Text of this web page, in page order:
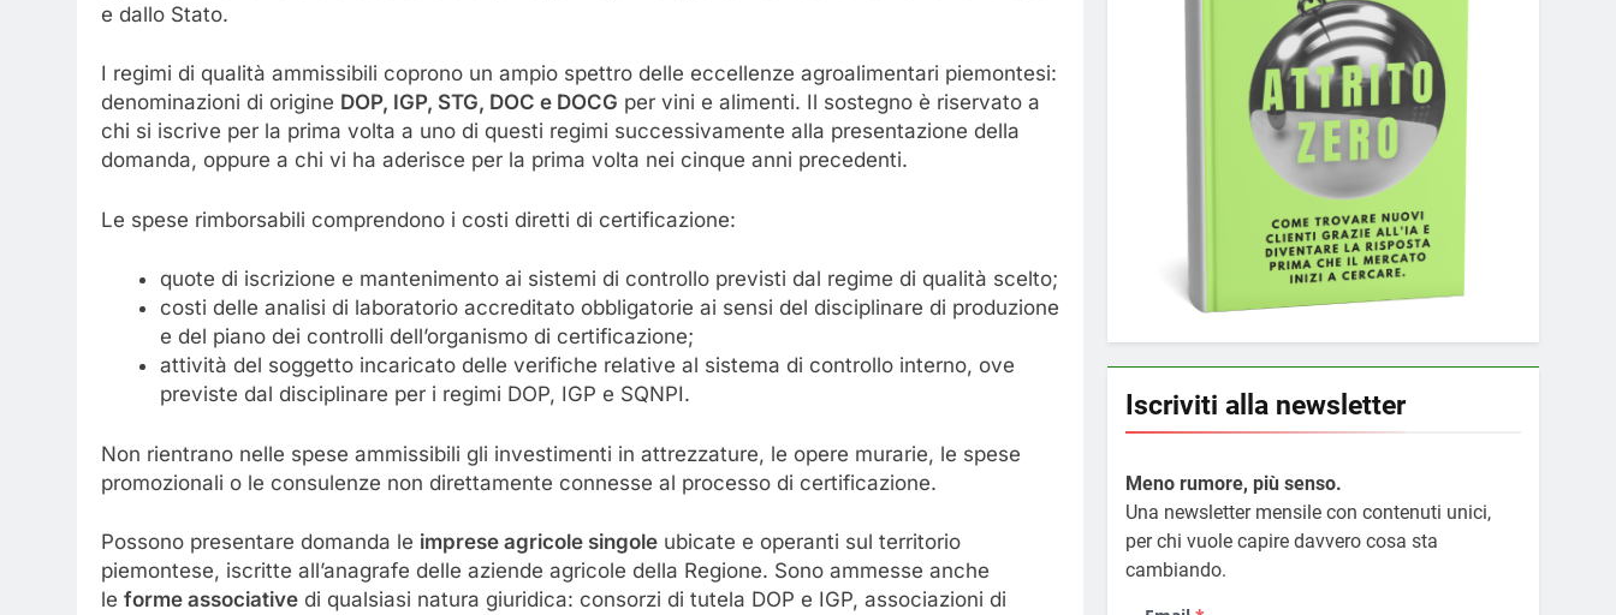
e dallo Stato.
I regimi di qualità ammissibili coprono un ampio spettro delle eccellenze agroalimentari piemontesi:
denominazioni di origine DOP, IGP, STG, DOC e DOCG per vini e alimenti. Il sostegno è riservato a
chi si iscrive per la prima volta a uno di questi regimi successivamente alla presentazione della
domanda, oppure a chi vi ha aderisce per la prima volta nei cinque anni precedenti.
Le spese rimborsabili comprendono i costi diretti di certificazione:
quote di iscrizione e mantenimento ai sistemi di controllo previsti dal regime di qualità scelto;
costi delle analisi di laboratorio accreditato obbligatorie ai sensi del disciplinare di produzione
e del piano dei controlli dell’organismo di certificazione;
attività del soggetto incaricato delle verifiche relative al sistema di controllo interno, ove
previste dal disciplinare per i regimi DOP, IGP e SQNPI.
Non rientrano nelle spese ammissibili gli investimenti in attrezzature, le opere murarie, le spese
promozionali o le consulenze non direttamente connesse al processo di certificazione.
Possono presentare domanda le imprese agricole singole ubicate e operanti sul territorio
piemontese, iscritte all’anagrafe delle aziende agricole della Regione. Sono ammesse anche
le forme associative di qualsiasi natura giuridica: consorzi di tutela DOP e IGP, associazioni di
Iscriviti alla newsletter
Meno rumore, più senso.
Una newsletter mensile con contenuti unici,
per chi vuole capire davvero cosa sta
cambiando.